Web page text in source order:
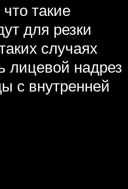
такие
для резки
случаях
лицевой надрез
с внутренней